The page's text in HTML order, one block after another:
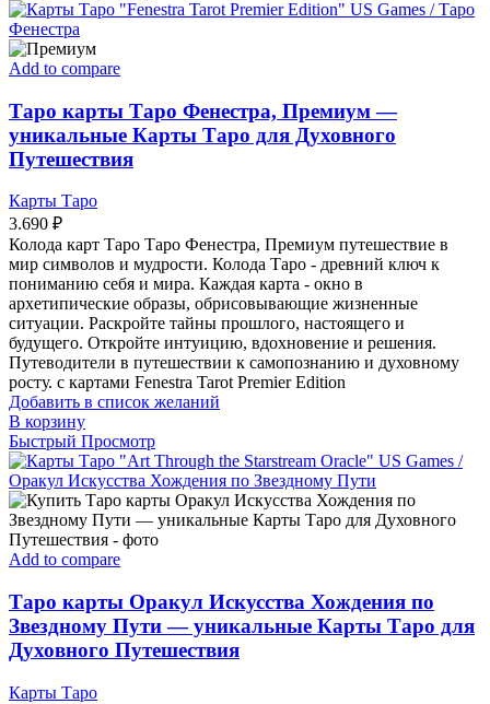
Add to compare
Таро карты Таро Фенестра, Премиум —
уникальные Карты Таро для Духовного
Путешествия
Карты Таро
3.690 ₽
Колода карт Таро Таро Фенестра, Премиум путешествие в
мир символов и мудрости. Колода Таро - древний ключ к
пониманию себя и мира. Каждая карта - окно в
архетипические образы, обрисовывающие жизненные
ситуации. Раскройте тайны прошлого, настоящего и
будущего. Откройте интуицию, вдохновение и решения.
Путеводители в путешествии к самопознанию и духовному
росту. с картами Fenestra Tarot Premier Edition
Добавить в список желаний
В корзину
Быстрый Просмотр
Add to compare
Таро карты Оракул Искусства Хождения по
Звездному Пути — уникальные Карты Таро для
Духовного Путешествия
Карты Таро